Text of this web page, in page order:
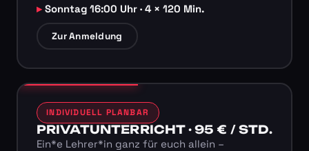
Sonntag 16:00 Uhr · 4 × 120 Min.
Zur Anmeldung
INDIVIDUELL PLANBAR
PRIVATUNTERRICHT · 95 € / STD.
Ein*e Lehrer*in ganz für euch allein –